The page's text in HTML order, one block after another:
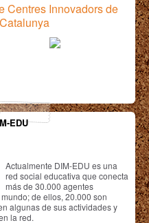
Centres Innovadors de
Catalunya
EDU
Actualmente DIM-EDU es una
red social educativa que conecta
más de 30.000 agentes
de ellos, 20.000 son
algunas de sus actividades y
la red.